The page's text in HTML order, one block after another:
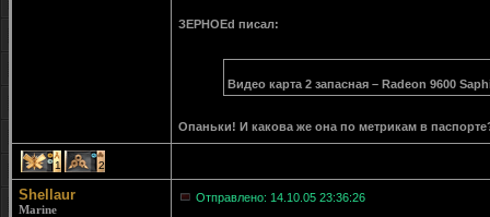
ЗЕРНОEd писал:
Видео карта 2 запасная – Radeon 9600
Опаньки! И какова же она по метрикам в
1 2
Shellaur
Marine
Отправлено: 14.10.05 23:36:26